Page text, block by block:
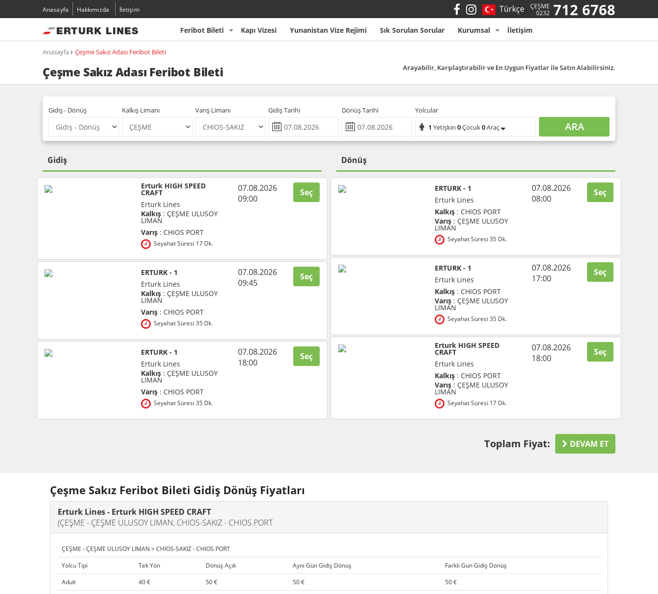
Anasayfa Hakkımızda İletişim
ÇEŞME
0232 712 6768
Türkçe
Feribot Bileti Kapı Vizesi Yunanistan Vize Rejimi Sık Sorulan Sorular Kurumsal İletişim
Anasayfa Çeşme Sakız Adası Feribot Bileti
Çeşme Sakız Adası Feribot Bileti Arayabilir, Karşılaştırabilir ve En Uygun Fiyatlar ile Satın Alabilirsiniz.
Gidiş - Dönüş Kalkış Limanı Varış Limanı Gidiş Tarihi Dönüş Tarihi
Yolcular
1 Yetişkin 0Çocuk0Araç ARA
Gidiş
Erturk HIGH SPEED
CRAFT
Erturk Lines
Kalkış : ÇEŞME ULUSOY
LIMAN
Varış : CHIOS PORT
Seyahat Süresi 17 Dk.
07.08.2026
09:00
Seç
ERTURK - 1
Erturk Lines
Kalkış : ÇEŞME ULUSOY
LIMAN
Varış : CHIOS PORT
Seyahat Süresi 35 Dk.
07.08.2026
09:45
Seç
ERTURK - 1
Erturk Lines
Kalkış : ÇEŞME ULUSOY
LIMAN
Varış : CHIOS PORT
Seyahat Süresi 35 Dk.
07.08.2026
18:00
Seç
Dönüş
ERTURK - 1
Erturk Lines
Kalkış : CHIOS PORT
Varış : ÇEŞME ULUSOY
LIMAN
Seyahat Süresi 35 Dk.
07.08.2026
08:00
Seç
ERTURK - 1
Erturk Lines
Kalkış : CHIOS PORT
Varış : ÇEŞME ULUSOY
LIMAN
Seyahat Süresi 35 Dk.
07.08.2026
17:00
Seç
Erturk HIGH SPEED
CRAFT
Erturk Lines
Kalkış : CHIOS PORT
Varış : ÇEŞME ULUSOY
LIMAN
Seyahat Süresi 17 Dk.
07.08.2026
18:00
Seç
Toplam Fiyat: DEVAM ET
Çeşme Sakız Feribot Bileti Gidiş Dönüş Fiyatları
Erturk Lines - Erturk HIGH SPEED CRAFT
(ÇEŞME - ÇEŞME ULUSOY LIMAN, CHIOS-SAKIZ - CHIOS PORT
ÇEŞME - ÇEŞME ULUSOY LIMAN > CHIOS-SAKIZ - CHIOS PORT
Yolcu Tipi
Tek Yön Dönüş Açık Aynı Gün Gidiş Dönüş
Farklı Gün Gidiş Dönüş
Adult
40 € 50 € 50 €
50 €